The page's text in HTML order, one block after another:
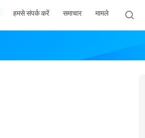
हमसे संपर्क करें समाचार मामले